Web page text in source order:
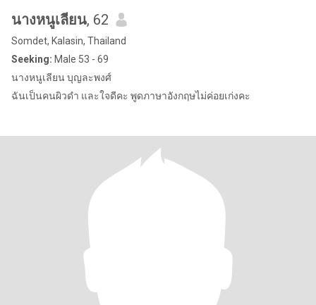
นางหนูเลียน, 62
Somdet, Kalasin, Thailand
Seeking: Male 53 - 69
นางหนูเลียน บุญละพงศ์
ฉันเป็นคนผิวดำ และใจดีคะ พูดภาษาอังกฤษไม่ค่อยเก่งคะ